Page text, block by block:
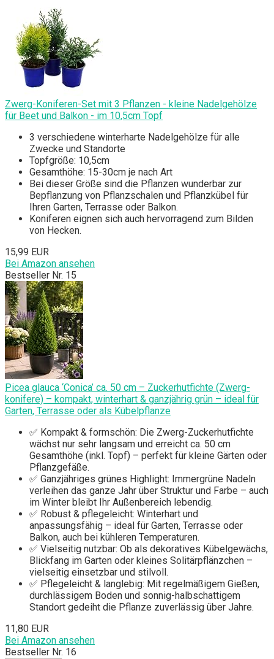
Zwerg-Koniferen-Set mit 3 Pflanzen - kleine Nadelgehölze
für Beet und Balkon - im 10,5cm Topf
3 verschiedene winterharte Nadelgehölze für alle
Zwecke und Standorte
Topfgröße: 10,5cm
Gesamthöhe: 15-30cm je nach Art
Bei dieser Größe sind die Pflanzen wunderbar zur
Bepflanzung von Pflanzschalen und Pflanzkübel für
Ihren Garten, Terrasse oder Balkon.
Koniferen eignen sich auch hervorragend zum Bilden
von Hecken.
15,99 EUR
Bei Amazon ansehen
Bestseller Nr. 15
Picea glauca ‘Conica’ ca. 50 cm – Zuckerhutfichte (Zwerg­
konifere) – kompakt, winterhart & ganzjährig grün – ideal für
Garten, Terrasse oder als Kübelpflanze
✅ Kompakt & formschön: Die Zwerg-Zuckerhutfichte
wächst nur sehr langsam und erreicht ca. 50 cm
Gesamthöhe (inkl. Topf) – perfekt für kleine Gärten oder
Pflanzgefäße.
✅ Ganzjähriges grünes Highlight: Immergrüne Nadeln
verleihen das ganze Jahr über Struktur und Farbe – auch
im Winter bleibt Ihr Außenbereich lebendig.
✅ Robust & pflegeleicht: Winterhart und
anpassungsfähig – ideal für Garten, Terrasse oder
Balkon, auch bei kühleren Temperaturen.
✅ Vielseitig nutzbar: Ob als dekoratives Kübelgewächs,
Blickfang im Garten oder kleines Solitärpflänzchen –
vielseitig einsetzbar und stilvoll.
✅ Pflegeleicht & langlebig: Mit regelmäßigem Gießen,
durchlässigem Boden und sonnig-halbschattigem
Standort gedeiht die Pflanze zuverlässig über Jahre.
11,80 EUR
Bei Amazon ansehen
Bestseller Nr. 16